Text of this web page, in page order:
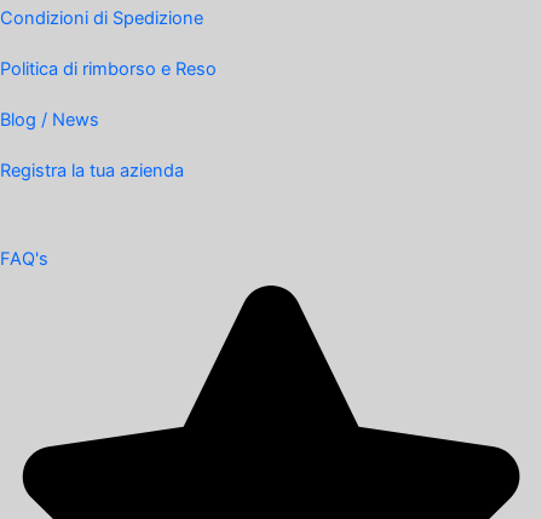
Condizioni di Spedizione
Politica di rimborso e Reso
Blog / News
Registra la tua azienda
FAQ's